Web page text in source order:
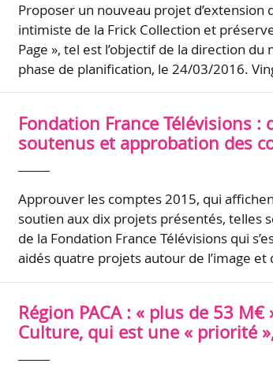
Proposer un nouveau projet d’extension
intimiste de la Frick Collection et
Page », tel est l’objectif de la direction
phase de planification, le 24/03/2016.
Fondation France Télévisions
soutenus et approbation des
Approuver les comptes 2015, qui
soutien aux dix projets présentés, telles
de la Fondation France Télévisions qui
aidés quatre projets autour de l’image et
Région PACA : « plus de 53
Culture, qui est une « priorité